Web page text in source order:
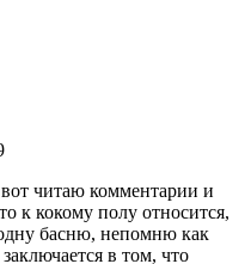
вот читаю комментарии и
к кокому полу относится,
басню, непомню как
в том, что